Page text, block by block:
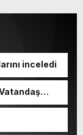
inceledi